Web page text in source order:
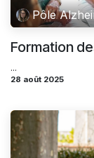
Pôle
Formation
...
28 août 2025